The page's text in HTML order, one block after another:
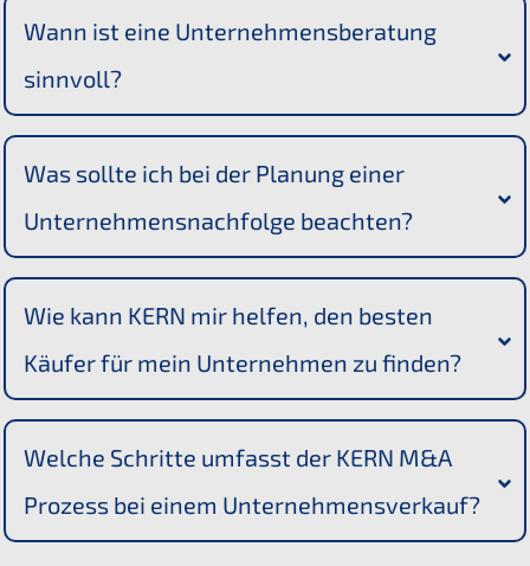
Wann ist eine Unternehmensberatung
sinnvoll?
Was sollte ich bei der Planung einer
Unternehmensnachfolge beachten?
Wie kann KERN mir helfen, den besten
Käufer für mein Unternehmen zu finden?
Welche Schritte umfasst der KERN M&A
Prozess bei einem Unternehmensverkauf?